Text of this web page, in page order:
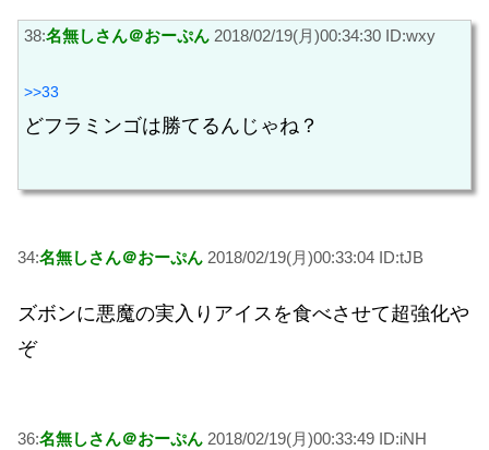
38:名無しさん＠おーぷん 2018/02/19(月)00:34:30 ID:wxy
>>33
どフラミンゴは勝てるんじゃね？
34:名無しさん＠おーぷん 2018/02/19(月)00:33:04 ID:tJB
ズボンに悪魔の実入りアイスを食べさせて超強化や
ぞ
36:名無しさん＠おーぷん 2018/02/19(月)00:33:49 ID:iNH